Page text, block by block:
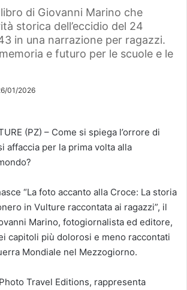
di Giovanni Marino che
storica dell’eccidio del 24
in una narrazione per ragazzi.
e futuro per le scuole e le
01/2026
(PZ) – Come si spiega l’orrore di
affaccia per la prima volta alla
“La foto accanto alla Croce: La storia
in Vulture raccontata ai ragazzi”, il
Marino, fotogiornalista ed editore,
capitoli più dolorosi e meno raccontati
Mondiale nel Mezzogiorno.
Travel Editions, rappresenta